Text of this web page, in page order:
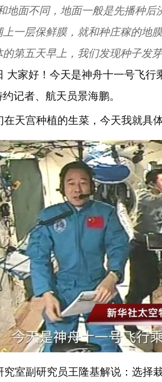
地面不同，地面一般是先播种
一层保鲜膜，就和种庄稼的地
第五天早上，我们发现种子发芽
家好！今天是神舟十一号飞行
记者、航天员景海鹏。
天宫种植的生菜，今天我就具体
室副研究员王隆基解说：选择